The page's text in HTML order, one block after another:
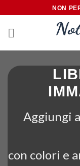
ai
contenuti
NON
Aggiungi
con colori e